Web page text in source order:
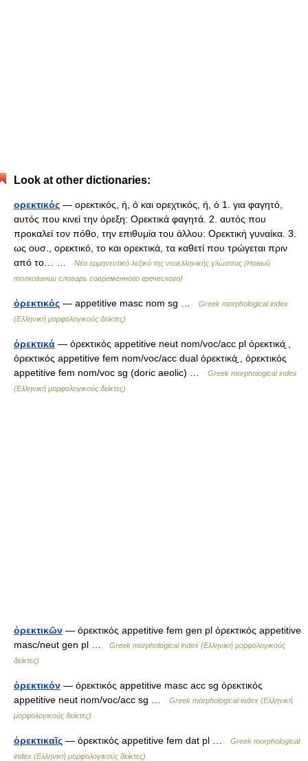
Look at other dictionaries:
ορεκτικός — ορεκτικός, ή, ό και ορεχτικός, ή, ό 1. για φαγητό,
αυτός που κινεί την όρεξη: Ορεκτικά φαγητά. 2. αυτός που
προκαλεί τον πόθο, την επιθυμία του άλλου: Ορεκτική γυναίκα. 3.
ως ουσ., ορεκτικό, το και ορεκτικά, τα καθετί που τρώγεται πριν
από το… …
Νέο ερμηνευτικό λεξικό της νεοελληνικής γλώσσας (Новый
толковании словарь современного греческого)
ὀρεκτικός — appetitive masc nom sg …
Greek morphological index
(Ελληνική μορφολογικούς δείκτες)
ὀρεκτικά — ὀρεκτικός appetitive neut nom/voc/acc pl ὀρεκτικά̱ ,
ὀρεκτικός appetitive fem nom/voc/acc dual ὀρεκτικά̱ , ὀρεκτικός
appetitive fem nom/voc sg (doric aeolic) …
Greek morphological index
(Ελληνική μορφολογικούς δείκτες)
ὀρεκτικῶν — ὀρεκτικός appetitive fem gen pl ὀρεκτικός appetitive
masc/neut gen pl …
Greek morphological index (Ελληνική μορφολογικούς
δείκτες)
ὀρεκτικόν — ὀρεκτικός appetitive masc acc sg ὀρεκτικός
appetitive neut nom/voc/acc sg …
Greek morphological index (Ελληνική
μορφολογικούς δείκτες)
ὀρεκτικαῖς — ὀρεκτικός appetitive fem dat pl …
Greek morphological
index (Ελληνική μορφολογικούς δείκτες)